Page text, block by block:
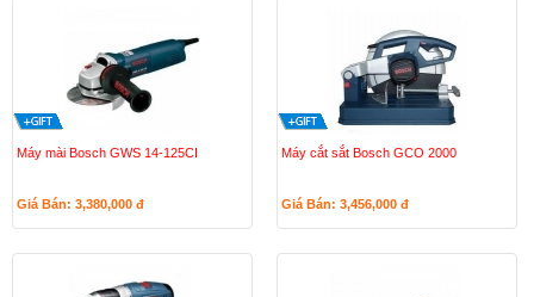
Máy mài Bosch GWS 14-125CI
Giá Bán: 3,380,000 đ
Máy cắt sắt Bosch GCO 2000
Giá Bán: 3,456,000 đ